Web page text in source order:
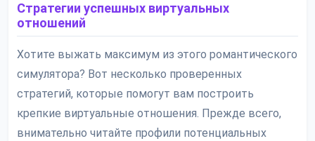
Стратегии успешных виртуальных
отношений
Хотите выжать максимум из этого романтического
симулятора? Вот несколько проверенных
стратегий, которые помогут вам построить
крепкие виртуальные отношения. Прежде всего,
внимательно читайте профили потенциальных